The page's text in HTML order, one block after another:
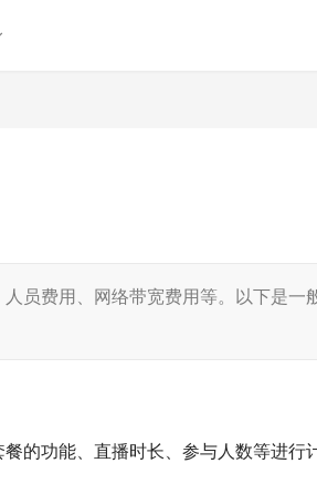
员费用、网络带宽费用等。以下是一
的功能、直播时长、参与人数等进行